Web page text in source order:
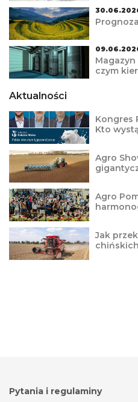
czym
Aktualności
Kongres
Kto
Agro
Agro
Jak
Pytania i regulaminy